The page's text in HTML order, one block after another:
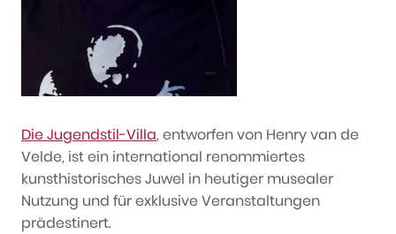
Die Jugendstil-Villa, entworfen von Henry van de
Velde, ist ein international renommiertes
kunsthistorisches Juwel in heutiger musealer
Nutzung und für exklusive Veranstaltungen
prädestinert.